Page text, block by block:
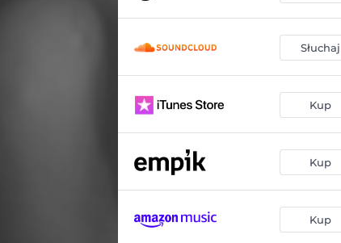
Słuchaj
Kup
Kup
Kup